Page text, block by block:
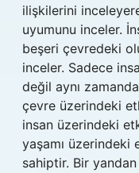
ilişkilerini
uyumunu inceler.
beşeri çevredeki
inceler. Sadece
değil aynı
çevre üzerindeki
insan üzerindeki
yaşamı üzerindeki
sahiptir. Bir